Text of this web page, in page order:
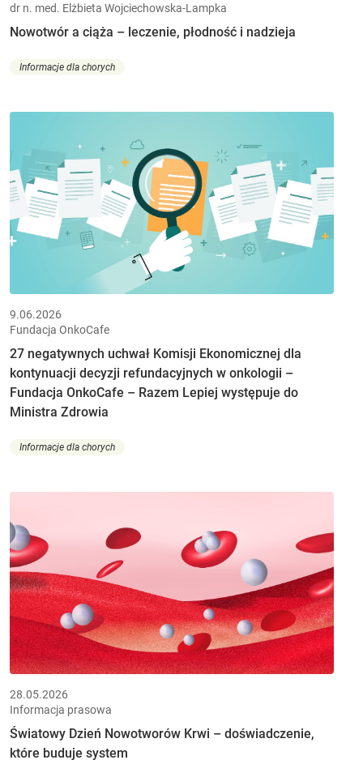
dr n. med. Elżbieta Wojciechowska-Lampka
Nowotwór a ciąża – leczenie, płodność i nadzieja
Informacje dla chorych
9.06.2026
Fundacja OnkoCafe
27 negatywnych uchwał Komisji Ekonomicznej dla
kontynuacji decyzji refundacyjnych w onkologii –
Fundacja OnkoCafe – Razem Lepiej występuje do
Ministra Zdrowia
Informacje dla chorych
28.05.2026
Informacja prasowa
Światowy Dzień Nowotworów Krwi – doświadczenie,
które buduje system